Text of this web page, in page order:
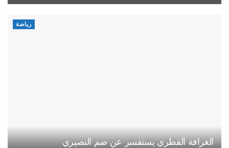
رياضة
الغرافة القطري يستفسر عن ضم النصيري